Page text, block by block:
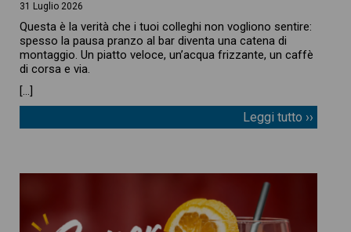
31 Luglio 2026
Questa è la verità che i tuoi colleghi non vogliono sentire:
spesso la pausa pranzo al bar diventa una catena di
montaggio. Un piatto veloce, un’acqua frizzante, un caffè
di corsa e via.
[…]
Leggi tutto ››